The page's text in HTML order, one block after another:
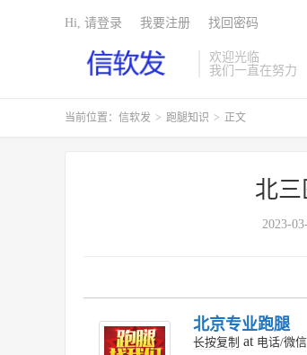
欢迎光临
我们一直在努力
Hi, 请登录 我要注册 找回密码
当前位置： 信软发 > 跑腿知识 > 正文
北
2023-
北京专业跑腿
长按复制 at 电话/微